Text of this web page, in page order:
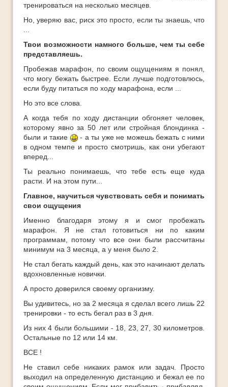
тренироваться на несколько месяцев.
Но, уверяю вас, риск это просто, если ты знаешь, что
Твои возможности намного больше, чем ты себе
представляешь.
Пробежав марафон, по своим ощущениям я понял,
что могу бежать быстрее. Если лучше подготовлюсь,
если буду питаться по ходу марафона, если ...
Но это все слова.
А когда тебя по ходу дистанции обгоняет человек,
которому явно за 50 лет или стройная блондинка -
были и такие
- а ты уже не можешь бежать с ними
в одном темпе и просто смотришь, как они убегают
вперед...
Ты реально понимаешь, что тебе есть еще куда
расти. И на этом пути...
Главное, научиться чувствовать себя и понимать
свои ощущения
Именно благодаря этому я и смог пробежать
марафон. Я не стал готовиться ни по каким
программам, потому что все они были рассчитаны
минимум на 3 месяца, а у меня было 2.
Не стал бегать каждый день, как это начинают делать
вдохновленные новички.
А просто доверился своему организму.
Вы удивитесь, но за 2 месяца я сделал всего лишь 22
тренировки - то есть бегал раз в 3 дня.
Из них 4 были большими - 18, 23, 27, 30 километров.
Остальные по 12 или 14 км.
ВСЕ !
Не ставил себе никаких рамок или задач. Просто
выходил на определенную дистанцию и бежал ее по